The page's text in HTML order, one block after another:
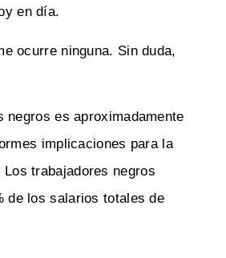
en día.
ocurre ninguna. Sin duda,
es aproximadamente
implicaciones para la
trabajadores negros
de los salarios totales de